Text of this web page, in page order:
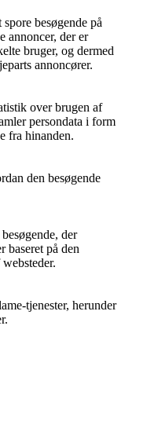
besøgende på
annoncer, der er
bruger, og dermed
annoncører.
over brugen af
persondata i form
fra hinanden.
den besøgende
der
baseret på den
tjenester, herunder